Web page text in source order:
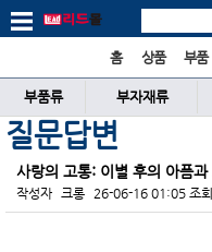
홈 상품 부품
부품류 부자재류
질문답변
사랑의 고통: 이별 후의 아픔과
작성자 크롱 26-06-16 01:05 조회